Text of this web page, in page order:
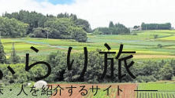
らり旅
人を紹介するサイト